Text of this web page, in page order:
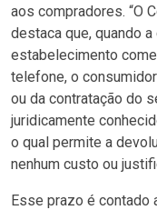
aos compradores. “O
destaca que, quando
estabelecimento
telefone, o
ou da contratação do
juridicamente
o qual permite a
nenhum custo ou
Esse prazo é contado